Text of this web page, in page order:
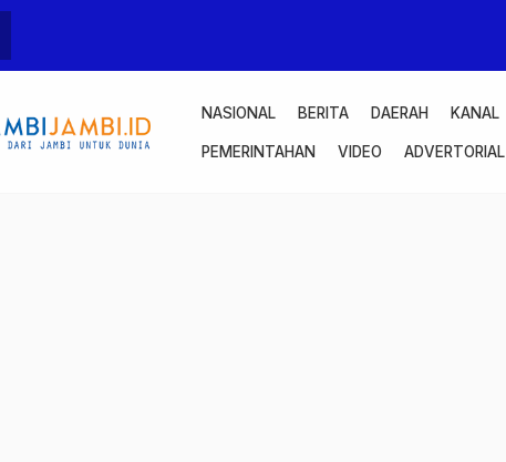
NASIONAL BERITA DAERAH KANAL
PEMERINTAHAN VIDEO ADVERTORIAL